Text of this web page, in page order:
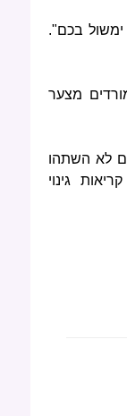
בכם".
מצער
לא השתהו
גינוי